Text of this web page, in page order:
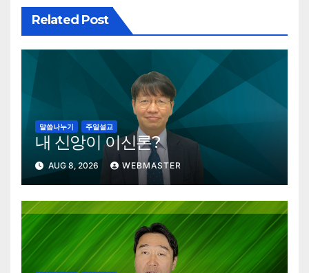
Related Post
말씀나누기 주일설교
내 신앙이 이신론?
AUG 8, 2026 WEBMASTER